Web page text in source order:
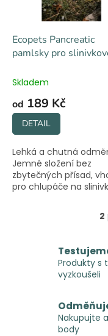
Ecopets Pancreatic
pamlsky pro
Skladem
od 189 Kč
DETAIL
Lehká a chutná
Jemné složení bez
zbytečných přísad,
pro chlupáče na
2
Produkty s
vyzkoušeli
Nakupujte
body